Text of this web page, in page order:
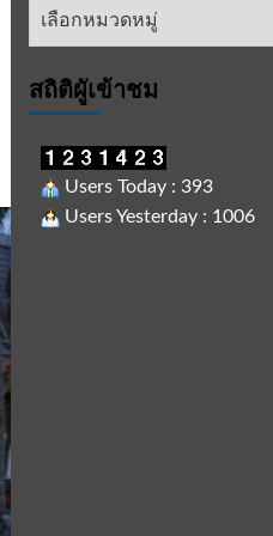
หัวข้อ
สถิติผูัเข้าชม
Users Today : 393
Users Yesterday : 1006